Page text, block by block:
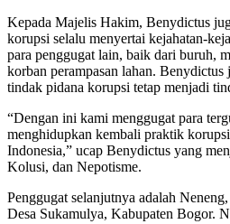
Kepada Majelis Hakim, Benydictus
korupsi selalu menyertai kejahatan-
para penggugat lain, baik dari buruh,
korban perampasan lahan. Benydictus
tindak pidana korupsi tetap menjadi
“Dengan ini kami menggugat para
menghidupkan kembali praktik
Indonesia,” ucap Benydictus yang
Kolusi, dan Nepotisme.
Penggugat selanjutnya adalah
Desa Sukamulya, Kabupaten Bogor.